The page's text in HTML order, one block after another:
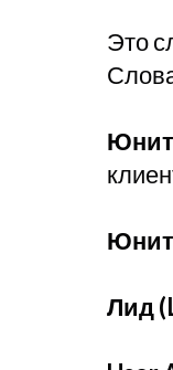
Это
Юнит
Юнит
Лид